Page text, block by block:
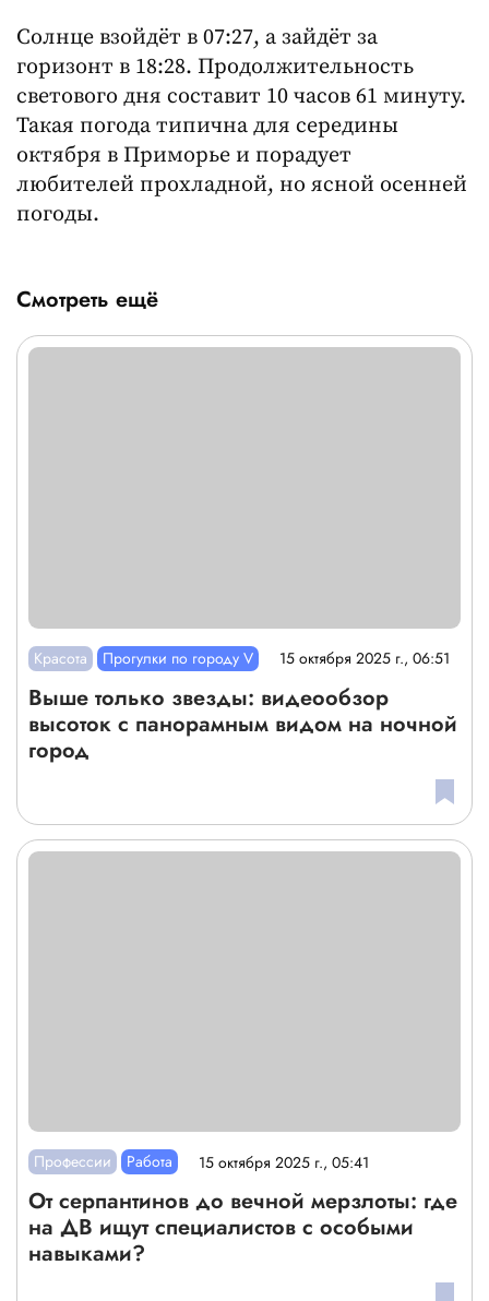
Солнце взойдёт в 07:27, а зайдёт за
горизонт в 18:28. Продолжительность
светового дня составит 10 часов 61 минуту.
Такая погода типична для середины
октября в Приморье и порадует
любителей прохладной, но ясной осенней
погоды.
Смотреть ещё
Красота Прогулки по городу V 15 октября 2025 г., 06:51
Выше только звезды: видеообзор
высоток с панорамным видом на ночной
город
Профессии Работа 15 октября 2025 г., 05:41
От серпантинов до вечной мерзлоты: где
на ДВ ищут специалистов с особыми
навыками?